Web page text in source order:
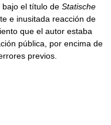
bajo el título de Statische
e inusitada reacción de
que el autor estaba
pública, por encima de
previos.